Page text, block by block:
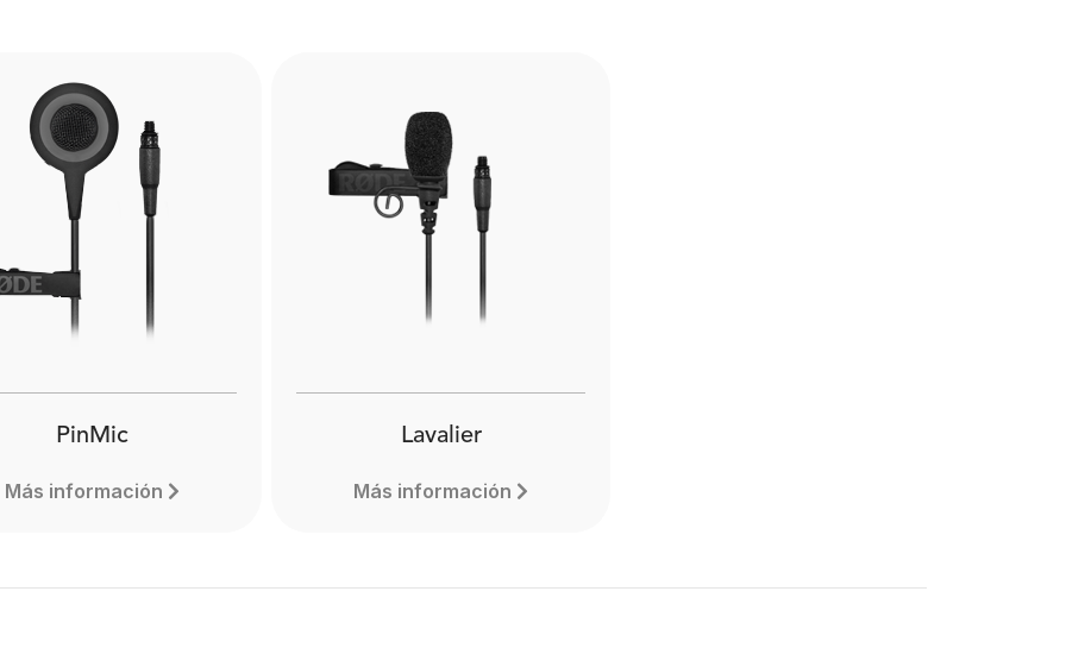
PinMic
Más información
Lavalier
Más información